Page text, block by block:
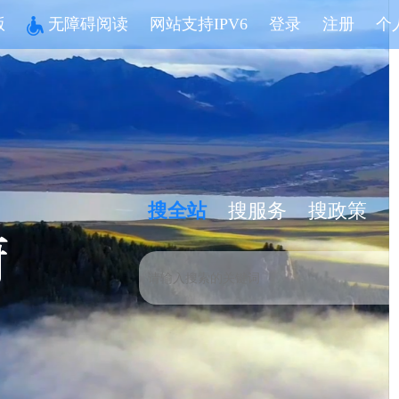
无障碍阅读 网站支持IPV6 登录 注册 个
搜全站 搜服务 搜政策